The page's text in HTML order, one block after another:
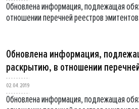
Обновлена информация, подлежащая
отношении перечней реестров
Обновлена информация,
раскрытию, в отношении
02.04.2019
Обновлена информация, подлежащая